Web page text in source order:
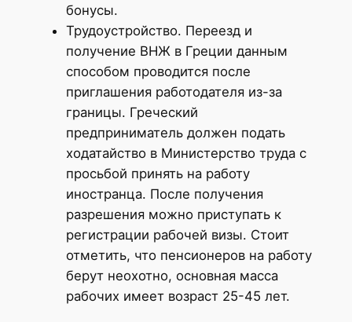
бонусы.
Трудоустройство. Переезд и
получение ВНЖ в Греции данным
способом проводится после
приглашения работодателя из-за
границы. Греческий
предприниматель должен подать
ходатайство в Министерство труда с
просьбой принять на работу
иностранца. После получения
разрешения можно приступать к
регистрации рабочей визы. Стоит
отметить, что пенсионеров на работу
берут неохотно, основная масса
рабочих имеет возраст 25-45 лет.